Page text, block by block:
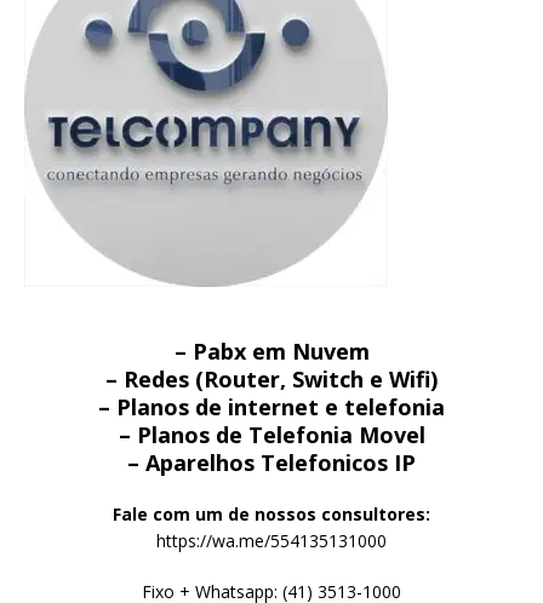
– Pabx em Nuvem
– Redes (Router, Switch e Wifi)
– Planos de internet e telefonia
– Planos de Telefonia Movel
– Aparelhos Telefonicos IP
Fale com um de nossos consultores:
https://wa.me/554135131000
Fixo + Whatsapp: (41) 3513-1000